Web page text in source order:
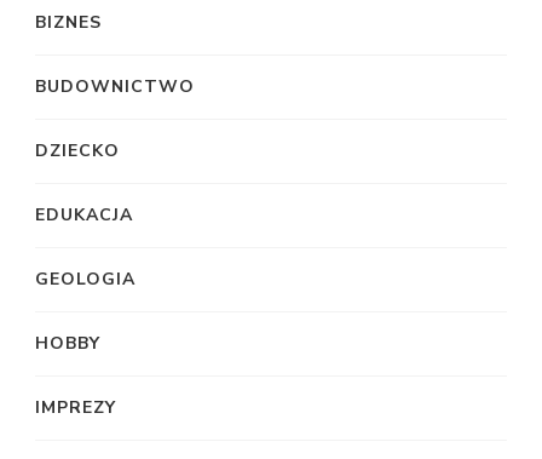
BIZNES
BUDOWNICTWO
DZIECKO
EDUKACJA
GEOLOGIA
HOBBY
IMPREZY